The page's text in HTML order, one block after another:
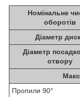
Номінальне
оборотів
Діаметр
Діаметр
отвору
Пропили 90°